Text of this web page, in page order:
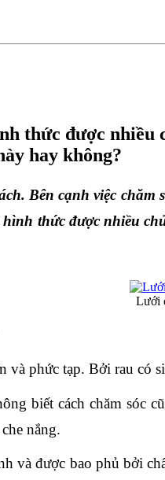
thức được
hay không?
Bên cạnh việc
thức được nhiều
Lưới
và phức tạp. Bởi rau
biết cách chăm sóc
nắng.
và được bao phủ bởi